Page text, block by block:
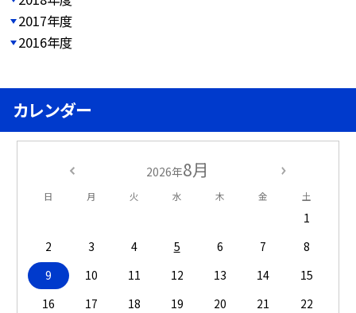
2017年度
2016年度
カレンダー
2026年8月
日 月 火 水 木 金 土
1
2
3 4 5 6 7
8
9
10 11 12 13 14
15
16
17 18 19 20 21
22